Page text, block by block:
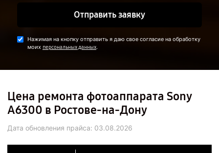
Отправить заявку
Нажимая на кнопку отправить я даю свое согласие на обработку
моих персональных данных.
Цена ремонта фотоаппарата Sony
A6300 в Ростове-на-Дону
Дата обновления прайса: 03.08.2026